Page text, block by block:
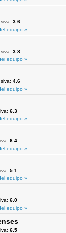
3.6
equipo »
3.8
equipo »
4.6
equipo »
6.3
equipo »
6.4
equipo »
5.1
equipo »
6.0
equipo »
6.5